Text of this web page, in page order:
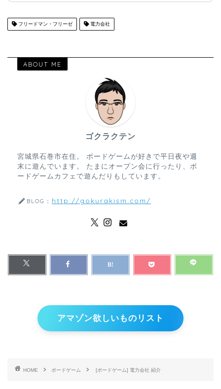
フリードマン・フリーゼ 電力会社
ABOUT ME
ゴクラクテン
宮城県石巻市在住。 ボードゲームが好きで平日夜や週
末に遊んでいます。 たまにオープン会に行ったり、ボ
ードゲームカフェで遊んだりもしています。
BLOG： http://gokurakism.com/
アマゾン欲しいものリスト
HOME ボードゲーム [ボードゲーム] 電力会社 紹介